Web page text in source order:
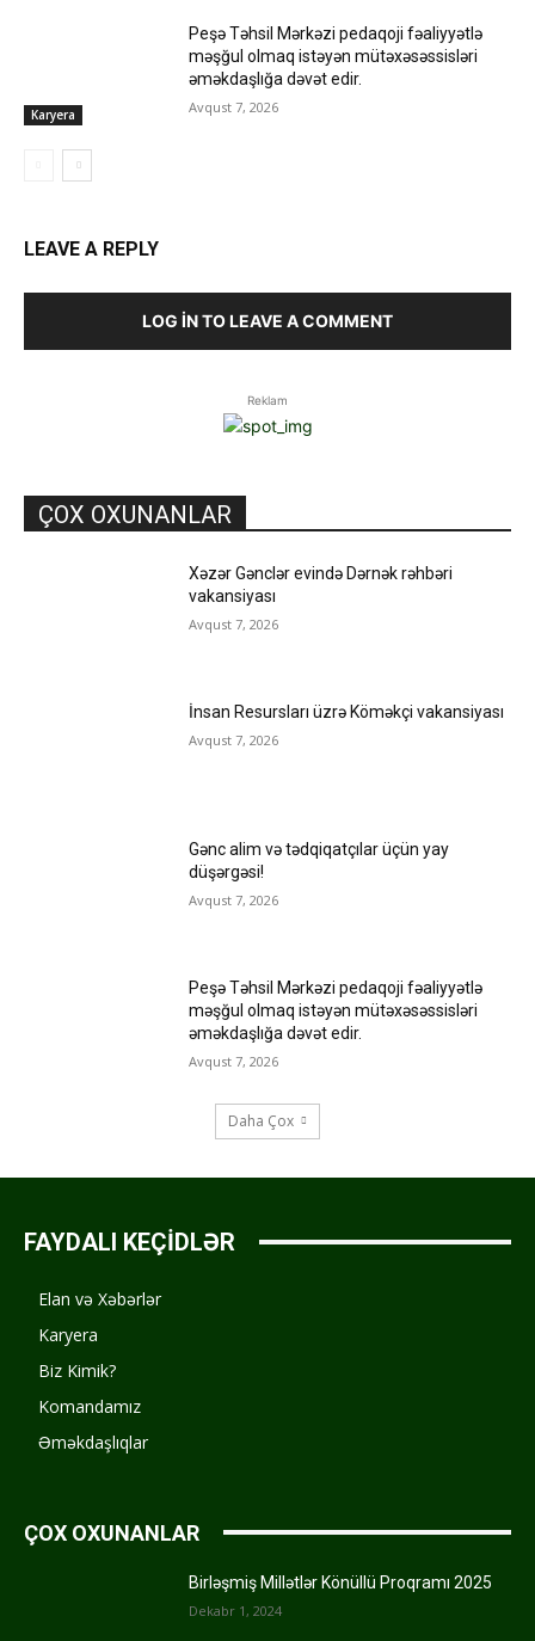
Karyera
Peşə Təhsil Mərkəzi pedaqoji fəaliyyətlə
məşğul olmaq istəyən mütəxəsəssisləri
əməkdaşlığa dəvət edir.
Avqust 7, 2026
LEAVE A REPLY
LOG IN TO LEAVE A COMMENT
Reklam
ÇOX OXUNANLAR
Xəzər Gənclər evində Dərnək rəhbəri
vakansiyası
Avqust 7, 2026
İnsan Resursları üzrə Köməkçi vakansiyası
Avqust 7, 2026
Gənc alim və tədqiqatçılar üçün yay
düşərgəsi!
Avqust 7, 2026
Peşə Təhsil Mərkəzi pedaqoji fəaliyyətlə
məşğul olmaq istəyən mütəxəsəssisləri
əməkdaşlığa dəvət edir.
Avqust 7, 2026
Daha Çox
FAYDALI KEÇİDLƏR
Elan və Xəbərlər
Karyera
Biz Kimik?
Komandamız
Əməkdaşlıqlar
ÇOX OXUNANLAR
Birləşmiş Millətlər Könüllü Proqramı 2025
Dekabr 1, 2024